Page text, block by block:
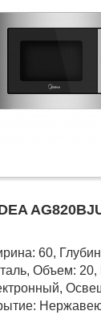
60,
Объем: 20,